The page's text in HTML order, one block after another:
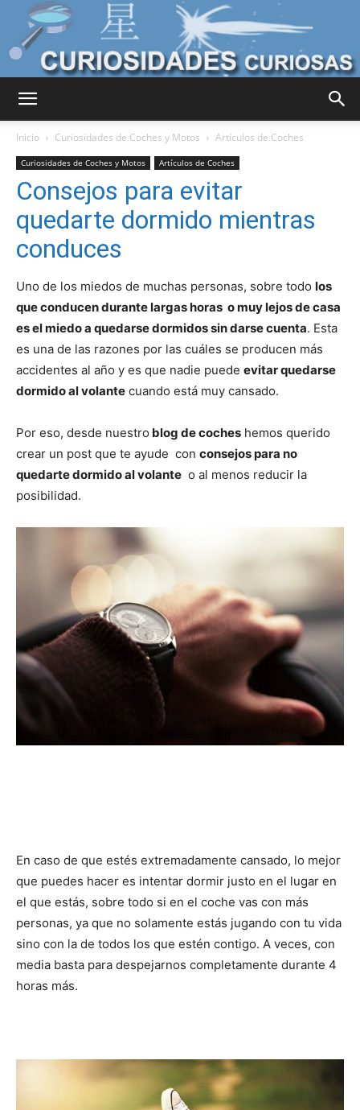
Curiosas
Mundo
Inicio Curiosidades de Coches y Motos Artículos de Coches
Curiosidades de Coches y Motos Artículos de Coches
Consejos para evitar
quedarte dormido mientras
conduces
Uno de los miedos de muchas personas, sobre todo los
que conducen durante largas horas o muy lejos de casa
es el miedo a quedarse dormidos sin darse cuenta. Esta
es una de las razones por las cuáles se producen más
accidentes al año y es que nadie puede evitar quedarse
dormido al volante cuando está muy cansado.
Por eso, desde nuestro blog de coches hemos querido
crear un post que te ayude con consejos para no
quedarte dormido al volante o al menos reducir la
posibilidad.
En caso de que estés extremadamente cansado, lo mejor
que puedes hacer es intentar dormir justo en el lugar en
el que estás, sobre todo si en el coche vas con más
personas, ya que no solamente estás jugando con tu vida
sino con la de todos los que estén contigo. A veces, con
media basta para despejarnos completamente durante 4
horas más.